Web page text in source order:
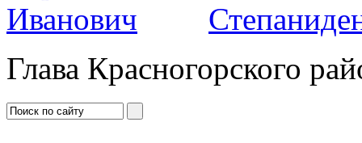
Глава Красногорского